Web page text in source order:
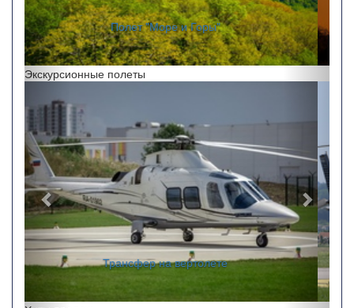
"Полет на закате"
Экскурсионные полеты
Перелеты по краю
Назад